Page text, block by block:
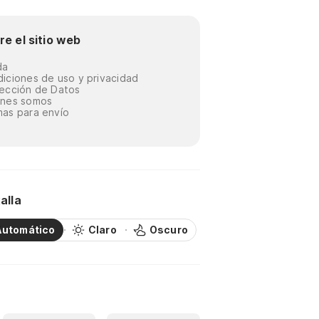
el sitio web
de uso y privacidad
de Datos
somos
para envío
Claro Oscuro